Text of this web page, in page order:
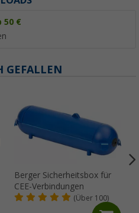
50 €
GEFALLEN
Berger Sicherheitsbox für
CEE-Verbindungen
(Über 100)